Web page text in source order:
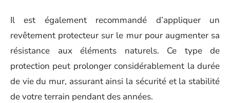
Il est également recommandé d’appliquer un
revêtement protecteur sur le mur pour augmenter sa
résistance aux éléments naturels. Ce type de
protection peut prolonger considérablement la durée
de vie du mur, assurant ainsi la sécurité et la stabilité
de votre terrain pendant des années.